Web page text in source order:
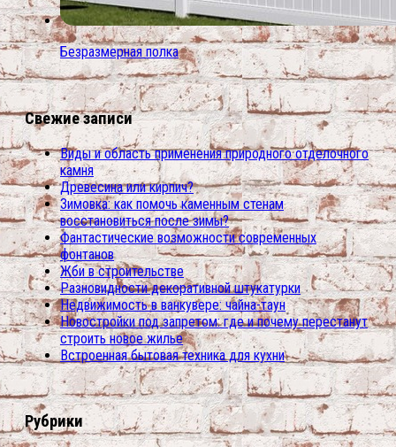
Безразмерная полка
Свежие записи
Виды и область применения природного отделочного
камня
Древесина или кирпич?
Зимовка: как помочь каменным стенам
восстановиться после зимы?
Фантастические возможности современных
фонтанов
Жби в строительстве
Разновидности декоративной штукатурки
Недвижимость в ванкувере: чайна-таун
Новостройки под запретом: где и почему перестанут
строить новое жилье
Встроенная бытовая техника для кухни
Рубрики